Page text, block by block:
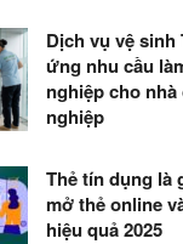
Dịch vụ vệ sinh
ứng nhu cầu
nghiệp cho
nghiệp
Thẻ tín dụng là
mở thẻ online
hiệu quả 2025